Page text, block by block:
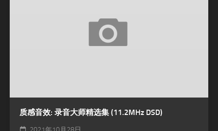
质感音效: 录音大师精选集 (11.2MHz DSD)